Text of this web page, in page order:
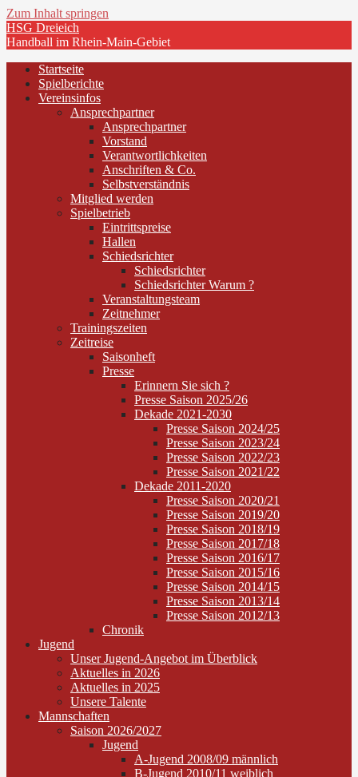
Zum Inhalt springen
HSG Dreieich
Handball im Rhein-Main-Gebiet
Startseite
Spielberichte
Vereinsinfos
Ansprechpartner
Ansprechpartner
Vorstand
Verantwortlichkeiten
Anschriften & Co.
Selbstverständnis
Mitglied werden
Spielbetrieb
Eintrittspreise
Hallen
Schiedsrichter
Schiedsrichter
Schiedsrichter Warum ?
Veranstaltungsteam
Zeitnehmer
Trainingszeiten
Zeitreise
Saisonheft
Presse
Erinnern Sie sich ?
Presse Saison 2025/26
Dekade 2021-2030
Presse Saison 2024/25
Presse Saison 2023/24
Presse Saison 2022/23
Presse Saison 2021/22
Dekade 2011-2020
Presse Saison 2020/21
Presse Saison 2019/20
Presse Saison 2018/19
Presse Saison 2017/18
Presse Saison 2016/17
Presse Saison 2015/16
Presse Saison 2014/15
Presse Saison 2013/14
Presse Saison 2012/13
Chronik
Jugend
Unser Jugend-Angebot im Überblick
Aktuelles in 2026
Aktuelles in 2025
Unsere Talente
Mannschaften
Saison 2026/2027
Jugend
A-Jugend 2008/09 männlich
B-Jugend 2010/11 weiblich